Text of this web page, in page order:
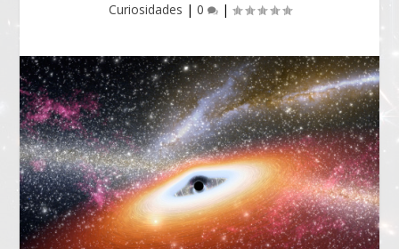
Curiosidades | 0 |